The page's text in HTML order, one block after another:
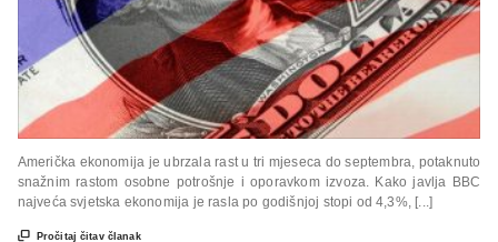
Američka ekonomija je ubrzala rast u tri mjeseca do septembra, potaknuto
snažnim rastom osobne potrošnje i oporavkom izvoza. Kako javlja BBC
najveća svjetska ekonomija je rasla po godišnjoj stopi od 4,3%, [...]
 Pročitaj čitav članak